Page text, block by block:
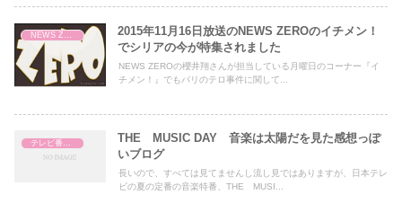
2015年11月16日放送のNEWS ZEROのイチメン！
でシリアの今が特集されました
NEWS ZEROの櫻井翔さんが担当している月曜日のコーナー『イ
チメン！』でもパリのテロ事件に関して...
THE MUSIC DAY 音楽は太陽だを見た感想っぽ
いブログ
長いので、すべては見てませんし流し見ではありますが、日本テレ
ビの夏の定番の音楽特番、THE MUSI...